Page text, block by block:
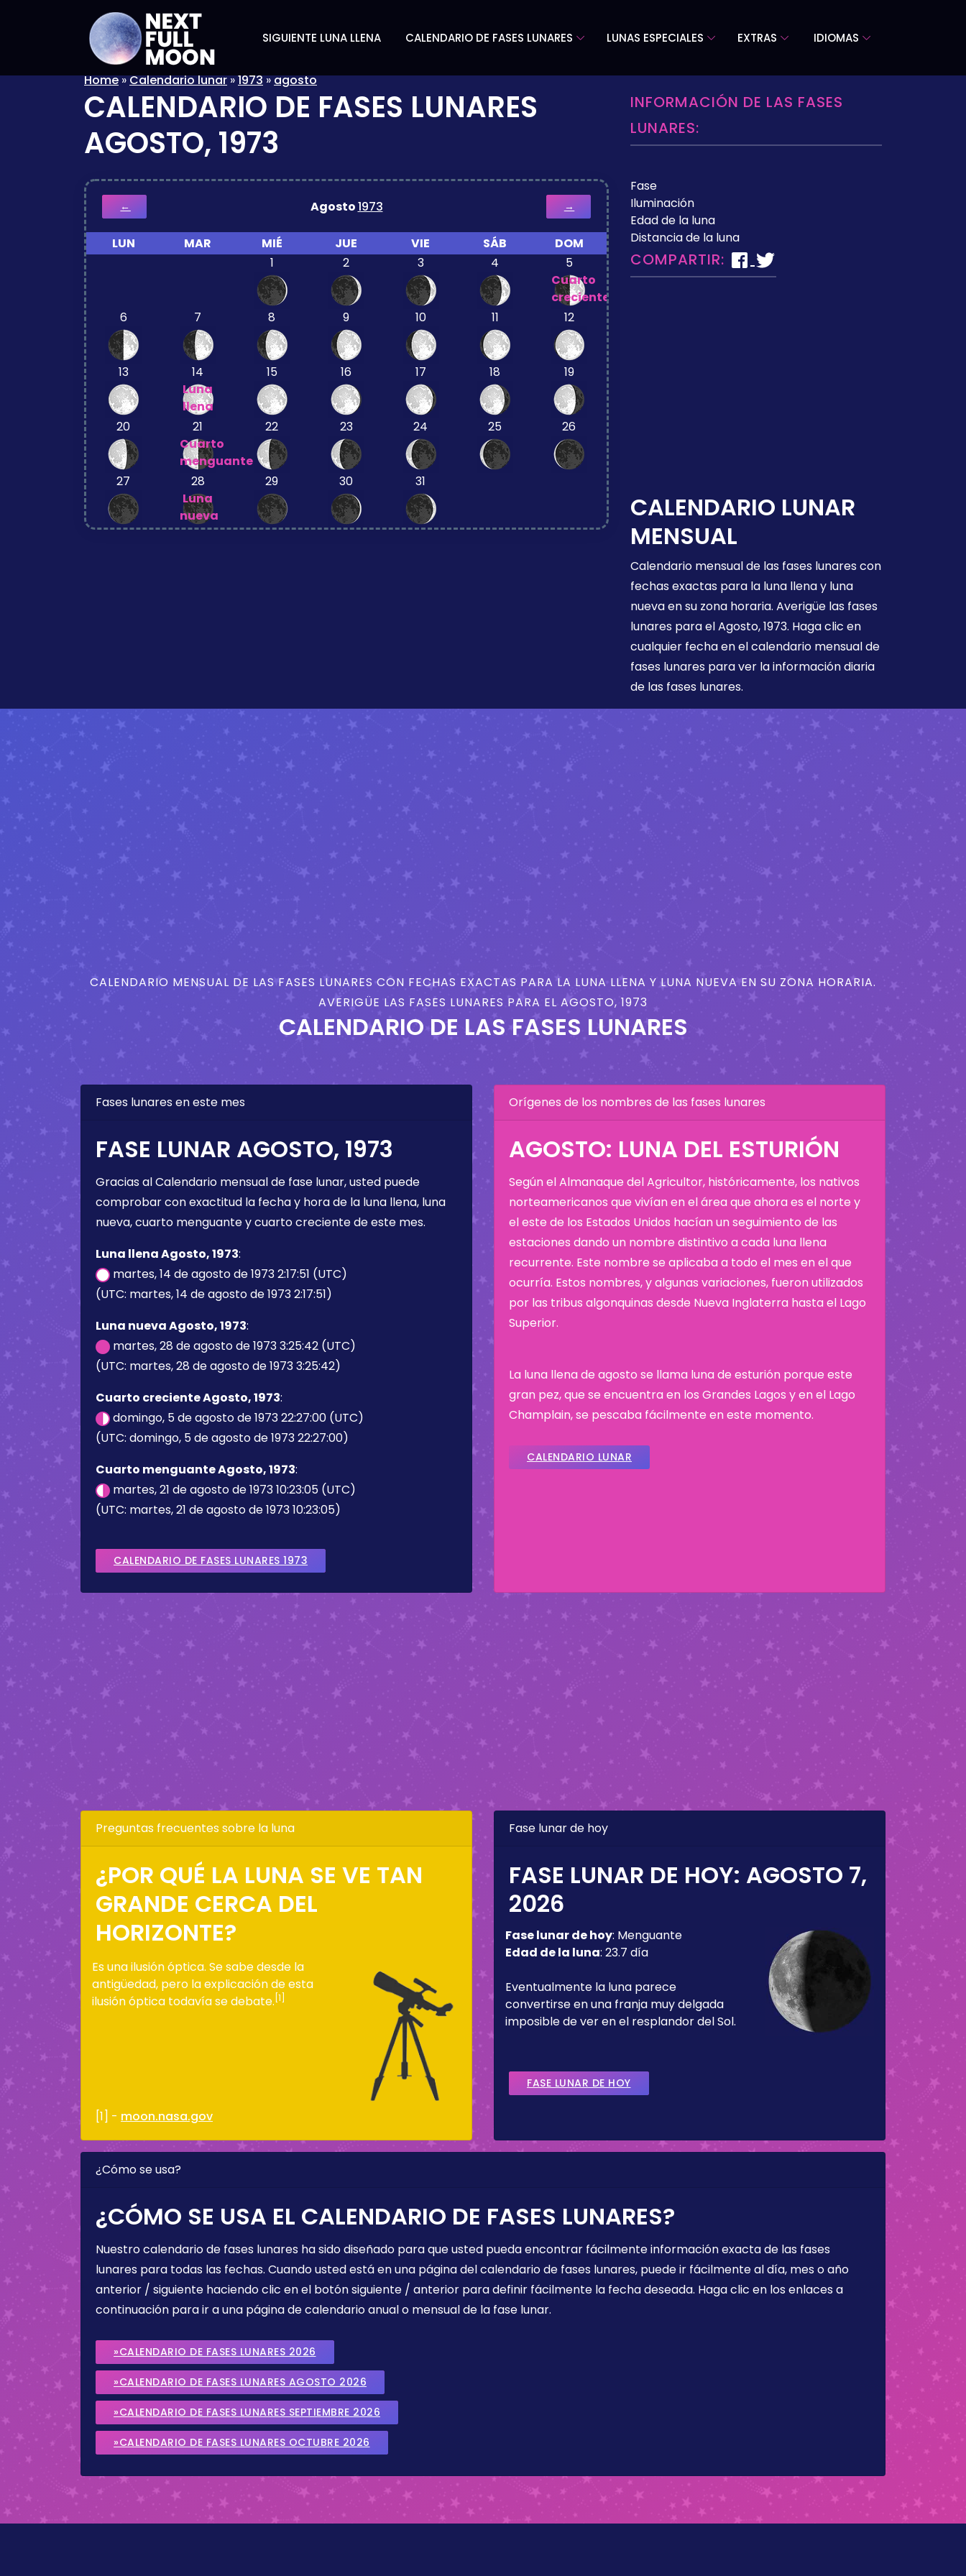
SIGUIENTE LUNA LLENA CALENDARIO DE FASES LUNARES LUNAS ESPECIALES EXTRAS IDIOMAS
Home»Calendario lunar»1973»agosto
CALENDARIO DE FASES LUNARES
AGOSTO, 1973
← Agosto1973 →
LUN MAR MIÉ JUE VIE SÁB
DOM
1
2 3 4
5
Cuarto
creciente
6
7 8 9 10 11 12
13
14
Luna
llena
15 16 17 18 19
20
21
Cuarto
menguante
22 23 24 25 26
27
28
Luna
nueva
29 30 31
INFORMACIÓN DE LAS FASES
LUNARES:
Fase
Iluminación
Edad de la luna
Distancia de la luna
COMPARTIR:
CALENDARIO LUNAR
MENSUAL
Calendario mensual de las fases lunares con
fechas exactas para la luna llena y luna
nueva en su zona horaria. Averigüe las fases
lunares para el Agosto, 1973. Haga clic en
cualquier fecha en el calendario mensual de
fases lunares para ver la información diaria
de las fases lunares.
CALENDARIO MENSUAL DE LAS FASES LUNARES CON FECHAS EXACTAS PARA LA LUNA LLENA Y LUNA NUEVA EN SU ZONA HORARIA.
AVERIGÜE LAS FASES LUNARES PARA EL AGOSTO, 1973
CALENDARIO DE LAS FASES LUNARES
Fases lunares en este mes
FASE LUNAR AGOSTO, 1973
Gracias al Calendario mensual de fase lunar, usted puede
comprobar con exactitud la fecha y hora de la luna llena, luna
nueva, cuarto menguante y cuarto creciente de este mes.
Luna llena Agosto, 1973:
martes, 14 de agosto de 1973 2:17:51 (UTC)
(UTC: martes, 14 de agosto de 1973 2:17:51)
Luna nueva Agosto, 1973:
martes, 28 de agosto de 1973 3:25:42 (UTC)
(UTC: martes, 28 de agosto de 1973 3:25:42)
Cuarto creciente Agosto, 1973:
domingo, 5 de agosto de 1973 22:27:00 (UTC)
(UTC: domingo, 5 de agosto de 1973 22:27:00)
Cuarto menguante Agosto, 1973:
martes, 21 de agosto de 1973 10:23:05 (UTC)
(UTC: martes, 21 de agosto de 1973 10:23:05)
CALENDARIO DE FASES LUNARES 1973
Orígenes de los nombres de las fases lunares
AGOSTO: LUNA DEL ESTURIÓN
Según el Almanaque del Agricultor, históricamente, los nativos
norteamericanos que vivían en el área que ahora es el norte y
el este de los Estados Unidos hacían un seguimiento de las
estaciones dando un nombre distintivo a cada luna llena
recurrente. Este nombre se aplicaba a todo el mes en el que
ocurría. Estos nombres, y algunas variaciones, fueron utilizados
por las tribus algonquinas desde Nueva Inglaterra hasta el Lago
Superior.
La luna llena de agosto se llama luna de esturión porque este
gran pez, que se encuentra en los Grandes Lagos y en el Lago
Champlain, se pescaba fácilmente en este momento.
CALENDARIO LUNAR
Preguntas frecuentes sobre la luna
¿POR QUÉ LA LUNA SE VE TAN
GRANDE CERCA DEL
HORIZONTE?
Es una ilusión óptica. Se sabe desde la
antigüedad, pero la explicación de esta
ilusión óptica todavía se debate. [1]
[1] - moon.nasa.gov
Fase lunar de hoy
FASE LUNAR DE HOY: AGOSTO 7,
2026
Fase lunar de hoy: Menguante
Edad de la luna: 23.7 día
Eventualmente la luna parece
convertirse en una franja muy delgada
imposible de ver en el resplandor del Sol.
FASE LUNAR DE HOY
¿Cómo se usa?
¿CÓMO SE USA EL CALENDARIO DE FASES LUNARES?
Nuestro calendario de fases lunares ha sido diseñado para que usted pueda encontrar fácilmente información exacta de las fases
lunares para todas las fechas. Cuando usted está en una página del calendario de fases lunares, puede ir fácilmente al día, mes o año
anterior / siguiente haciendo clic en el botón siguiente / anterior para definir fácilmente la fecha deseada. Haga clic en los enlaces a
continuación para ir a una página de calendario anual o mensual de la fase lunar.
»CALENDARIO DE FASES LUNARES 2026
»CALENDARIO DE FASES LUNARES AGOSTO 2026
»CALENDARIO DE FASES LUNARES SEPTIEMBRE 2026
»CALENDARIO DE FASES LUNARES OCTUBRE 2026